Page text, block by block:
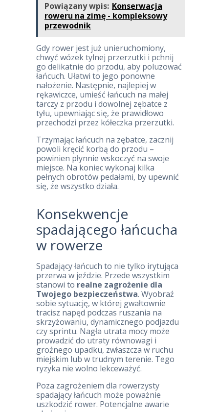
Powiązany wpis: Konserwacja
roweru na zimę - kompleksowy
przewodnik
Gdy rower jest już unieruchomiony,
chwyć wózek tylnej przerzutki i pchnij
go delikatnie do przodu, aby poluzować
łańcuch. Ułatwi to jego ponowne
nałożenie. Następnie, najlepiej w
rękawiczce, umieść łańcuch na małej
tarczy z przodu i dowolnej zębatce z
tyłu, upewniając się, że prawidłowo
przechodzi przez kółeczka przerzutki.
Trzymając łańcuch na zębatce, zacznij
powoli kręcić korbą do przodu –
powinien płynnie wskoczyć na swoje
miejsce. Na koniec wykonaj kilka
pełnych obrotów pedałami, by upewnić
się, że wszystko działa.
Konsekwencje
spadającego łańcucha
w rowerze
Spadający łańcuch to nie tylko irytująca
przerwa w jeździe. Przede wszystkim
stanowi to realne zagrożenie dla
Twojego bezpieczeństwa. Wyobraź
sobie sytuację, w której gwałtownie
tracisz napęd podczas ruszania na
skrzyżowaniu, dynamicznego podjazdu
czy sprintu. Nagła utrata mocy może
prowadzić do utraty równowagi i
groźnego upadku, zwłaszcza w ruchu
miejskim lub w trudnym terenie. Tego
ryzyka nie wolno lekceważyć.
Poza zagrożeniem dla rowerzysty
spadający łańcuch może poważnie
uszkodzić rower. Potencjalne awarie